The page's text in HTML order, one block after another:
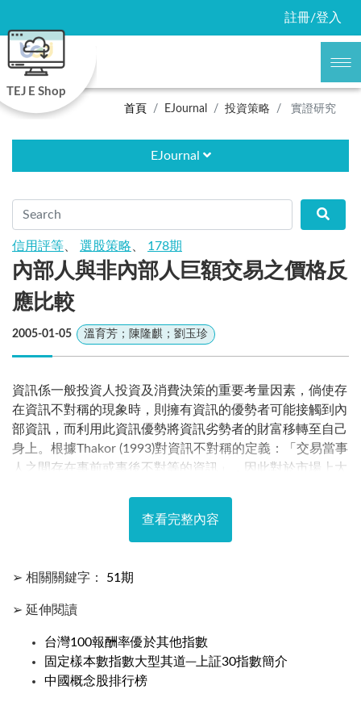
註冊/登入
TEJ E Shop
首頁
EJournal 投資策略 實證研究
EJournal
信用評等 選股策略 178期
內部人與非內部人巨額交易之價格反
應比較
2005-01-05 溫育芳；陳隆麒；劉玉珍
資訊係一般投資人投資及消費決策的重要考量因素，倘使存
在資訊不對稱的現象時，則擁有資訊的優勢者可能接觸到內
部資訊，而利用此資訊優勢將資訊劣勢者的財富移轉至自己
身上。根據Thakor (1993)對資訊不對稱的定義：「交易當事
人之間存在事前或事後不對等的資訊」，因此對於市場上大
的消息。因此，處於此種資訊不對稱的情況下，如何解讀公
司內部人交易的資訊，實為值得深入探討的議題。
查看完整內容
➢ 相關關鍵字： 51期
➢ 延伸閱讀
台灣100報酬率優於其他指數
固定樣本數指數大型其道─上証30指數簡介
中國概念股排行榜